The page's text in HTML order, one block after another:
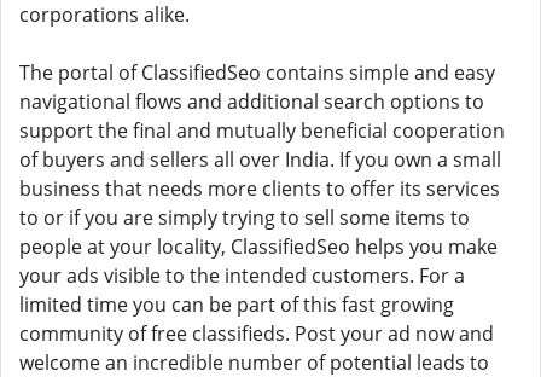
corporations alike.
The portal of ClassifiedSeo contains simple and easy
navigational flows and additional search options to
support the final and mutually beneficial cooperation
of buyers and sellers all over India. If you own a small
business that needs more clients to offer its services
to or if you are simply trying to sell some items to
people at your locality, ClassifiedSeo helps you make
your ads visible to the intended customers. For a
limited time you can be part of this fast growing
community of free classifieds. Post your ad now and
welcome an incredible number of potential leads to